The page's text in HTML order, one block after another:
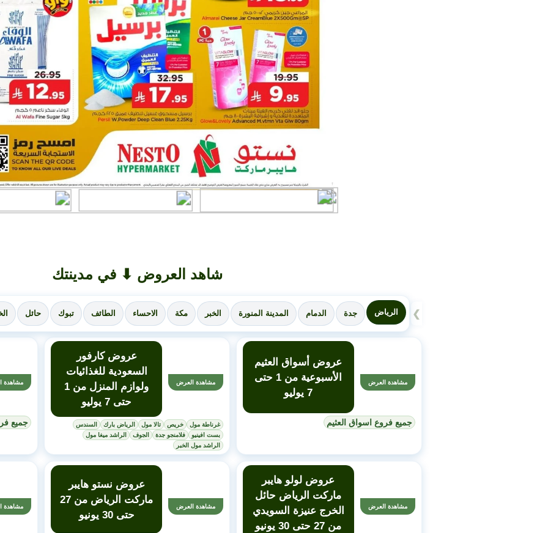
شاهد العروض ⬇ في مدينتك
الرياض جدة الدمام المدينة المنورة الخبر مكة الاحساء الطائف تبوك حائل ❯
مشاهدة العرض
عروض أسواق العثيم
الأسبوعية من 1 حتى
7 يوليو
جميع فروع اسواق العثيم
مشاهدة العرض
عروض كارفور
السعودية للغذائيات
ولوازم المنزل من 1
حتى 7 يوليو
غرناطة مول خريص تالا مول الرياض بارك
السندس
بست افينيو
فلامنجو جدة الجوف
الراشد ميغا مول
الراشد مول الخبر
مشاهدة
جميع
مشاهدة العرض
عروض لولو هايبر
ماركت الرياض حائل
الخرج عنيزة السويدي
من 27 حتى 30 يونيو
مشاهدة العرض
عروض نستو هايبر
ماركت الرياض من 27
حتى 30 يونيو
مشاهدة